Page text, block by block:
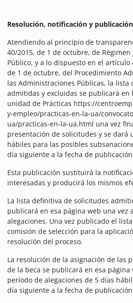
Resolución, notificación y
Atendiendo al principio de
40/2015, de 1 de octubre, de
Público, y a lo dispuesto en el artículo
de 1 de octubre, del Procedimiento
las Administraciones Públicas, la lista
admitidas y excluidas se publicará en
unidad de Prácticas https://
y-empleo/practicas-en-la-ua/
ua/practicas-en-la-ua.html una vez
presentación de solicitudes y se dará
hábiles para las posibles
día siguiente a la fecha de
Esta publicación sustituirá la
interesadas y producirá los mismos
La lista definitiva de solicitudes
publicará en esa página web una vez
alegaciones. Una vez publicado el
comisión de selección para la
resolución del proceso.
La resolución de la asignación de las
de la beca se publicará en esa
período de alegaciones de 5 días
día siguiente a la fecha de